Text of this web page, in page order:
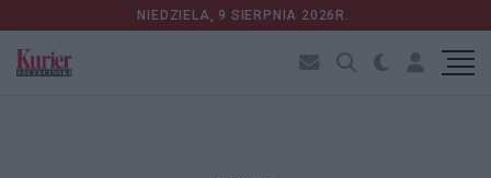
NIEDZIELA, 9 SIERPNIA 2026R.